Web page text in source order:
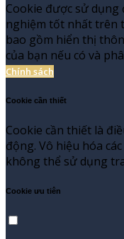
Cookie được sử dụng
nghiệm tốt nhất trên
bao gồm hiển thị
của bạn nếu có và
Chính sách
Cookie cần thiết
Cookie cần thiết là
động. Vô hiệu hóa
không thể sử dụng
Cookie ưu tiên